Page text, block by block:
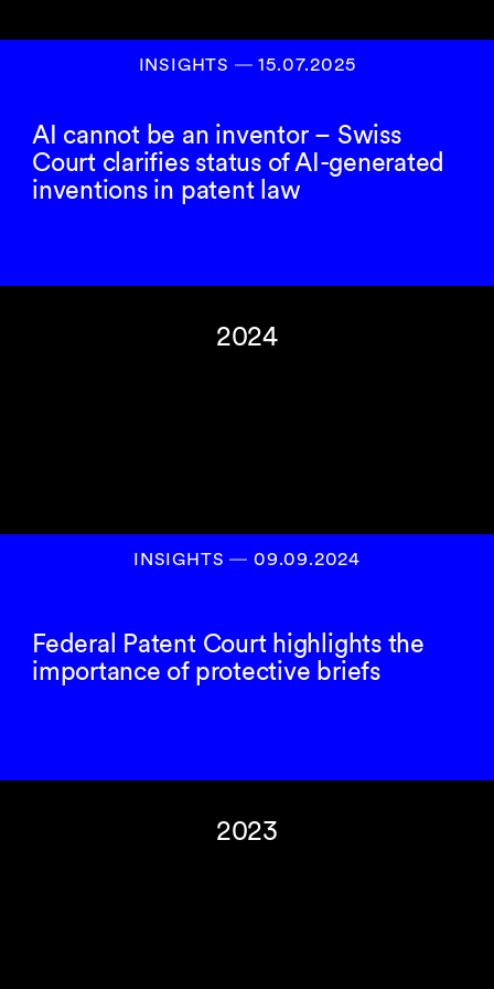
INSIGHTS ― 15.07.2025
AI cannot be an inventor – Swiss
Court clarifies status of AI-generated
inventions in patent law
2024
INSIGHTS― 09.09.2024
Federal Patent Court highlights the
importance of protective briefs
2023